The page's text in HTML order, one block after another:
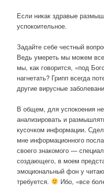
Если никак здравые
успокоительное.
Задайте себе честный
Ведь умереть мы можем
мы, как говорится, «под
нагнетать? Грипп всегда
другие вирусные
В общем, для успокоения
анализировать и
кусочком информации.
мне информационного
своего знакомого —
создающего, в моем
эмоциональный фон у
требуется.
Ибо, «все